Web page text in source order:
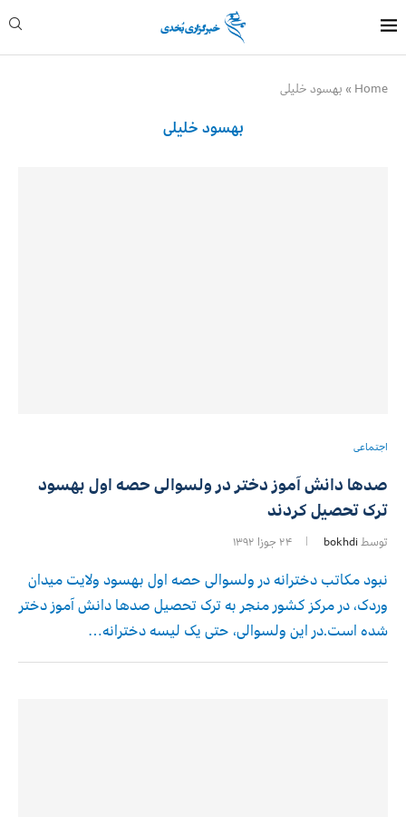
Home
» بهسود خلیلی
بهسود خلیلی
اجتماعی
صدها دانش آموز دختر در ولسوالی حصه اول بهسود
ترک تحصیل کردند
توسط bokhdi ۲۴ جوزا ۱۳۹۲
نبود مکاتب دخترانه در ولسوالی حصه اول بهسود ولایت میدان
وردک، در مرکز کشور منجر به ترک تحصیل صدها دانش آموز دختر
شده است.در این ولسوالی، حتی یک لیسه دخترانه…